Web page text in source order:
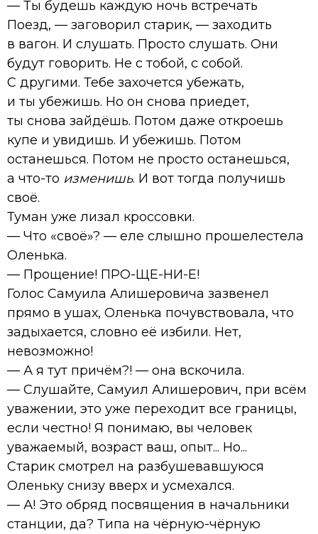
— Ты будешь каждую ночь встречать
Поезд, — заговорил старик, — заходить
в вагон. И слушать. Просто слушать. Они
будут говорить. Не с тобой, с собой.
С другими. Тебе захочется убежать,
и ты убежишь. Но он снова приедет,
ты снова зайдёшь. Потом даже откроешь
купе и увидишь. И убежишь. Потом
останешься. Потом не просто останешься,
а что-то изменишь. И вот тогда получишь
своё.
Туман уже лизал кроссовки.
— Что «своё»? — еле слышно прошелестела
Оленька.
— Прощение! ПРО-ЩЕ-НИ-Е!
Голос Самуила Алишеровича зазвенел
прямо в ушах, Оленька почувствовала, что
задыхается, словно её избили. Нет,
невозможно!
— А я тут причём?! — она вскочила.
— Слушайте, Самуил Алишерович, при всём
уважении, это уже переходит все границы,
если честно! Я понимаю, вы человек
уважаемый, возраст ваш, опыт... Но...
Старик смотрел на разбушевавшуюся
Оленьку снизу вверх и усмехался.
— А! Это обряд посвящения в начальники
станции, да? Типа на чёрную-чёрную